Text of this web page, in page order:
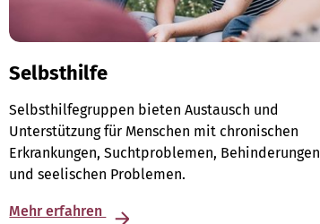
Selbsthilfe
Selbsthilfegruppen bieten Austausch und
Unterstützung für Menschen mit chronischen
Erkrankungen, Suchtproblemen, Behinderungen
und seelischen Problemen.
Mehr erfahren